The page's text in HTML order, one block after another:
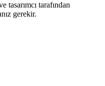
tarafından
gerekir.